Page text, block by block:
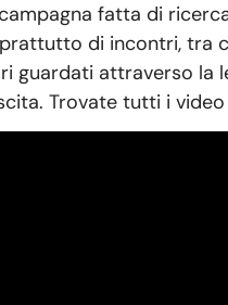
fatta di
di incontri, tra
guardati attraverso la
Trovate tutti i